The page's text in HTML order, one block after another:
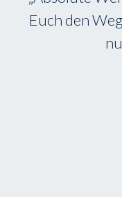
professionell.